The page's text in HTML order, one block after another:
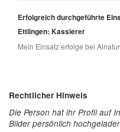
Erfolgreich durchgeführte
Ettlingen: Kassierer
Mein Einsatz erfolge bei
Rechtlicher Hinweis
Die Person hat ihr Profil auf
Bilder persönlich